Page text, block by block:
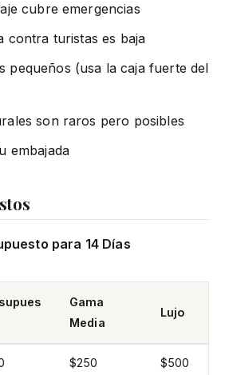
cubre emergencias
contra turistas es baja
pequeños (usa la caja fuerte del
son raros pero posibles
embajada
para 14 Días
Gama
Media
Lujo
$250 $500